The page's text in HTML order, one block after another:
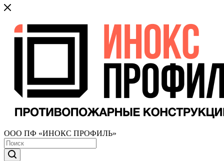
ООО ПФ «ИНОКС ПРОФИЛЬ»